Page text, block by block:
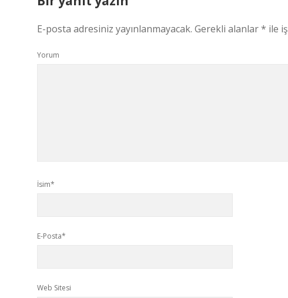
E-posta adresiniz yayınlanmayacak. Gerekli alanlar* ile
Yorum
İsim*
E-Posta*
Web Sitesi